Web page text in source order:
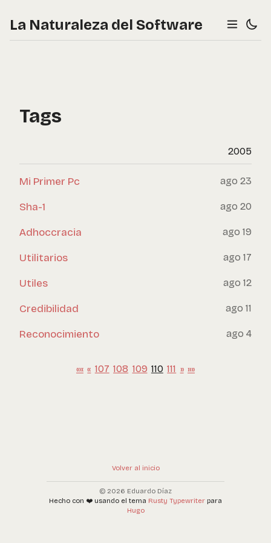
La Naturaleza del Software
Tags
2005
Mi Primer Pc ago 23
Sha-1 ago 20
Adhoccracia ago 19
Utilitarios ago 17
Utiles ago 12
Credibilidad ago 11
Reconocimiento ago 4
«« « 107 108 109 110 111 » »»
Volver al inicio
© 2026 Eduardo Díaz
Hecho con ❤️ usando el tema Rusty Typewriter para
Hugo